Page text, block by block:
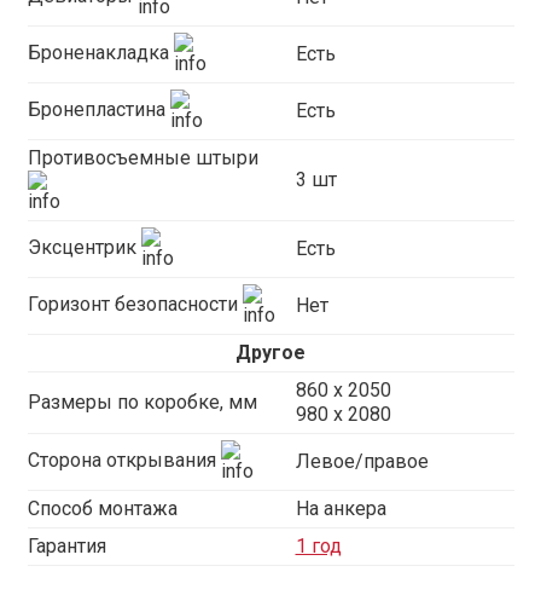
Броненакладка Есть
Бронепластина Есть
Противосъемные штыри
3 шт
Эксцентрик Есть
Горизонт безопасности Нет
Другое
Размеры по коробке, мм
860 х 2050
980 x 2080
Сторона открывания Левое/правое
Способ монтажа
На анкера
Гарантия
1 год